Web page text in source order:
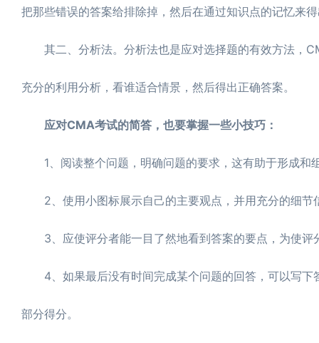
把那些错误的答案给排除掉，然后在通过知识点的记忆来
其二、分析法。分析法也是应对选择题的有效方法，
充分的利用分析，看谁适合情景，然后得出正确答案。
应对CMA考试的简答，也要掌握一些小技巧：
1、阅读整个问题，明确问题的要求，这有助于形成和
2、使用小图标展示自己的主要观点，并用充分的细节
3、应使评分者能一目了然地看到答案的要点，为使评
4、如果最后没有时间完成某个问题的回答，可以写下
部分得分。